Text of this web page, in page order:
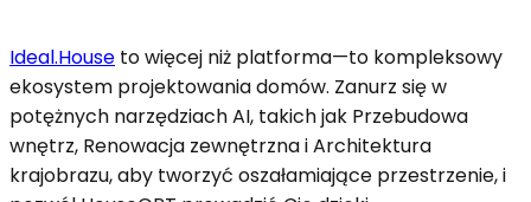
Ideal.House to więcej niż platforma—to kompleksowy
ekosystem projektowania domów. Zanurz się w
potężnych narzędziach AI, takich jak Przebudowa
wnętrz, Renowacja zewnętrzna i Architektura
krajobrazu, aby tworzyć oszałamiające przestrzenie, i